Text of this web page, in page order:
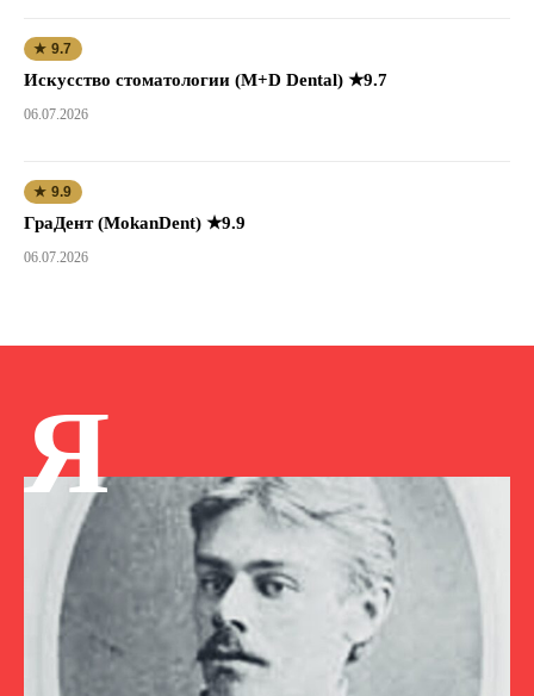
★ 9.7
Искусство стоматологии (M+D Dental) ★9.7
06.07.2026
★ 9.9
ГраДент (MokanDent) ★9.9
06.07.2026
Я